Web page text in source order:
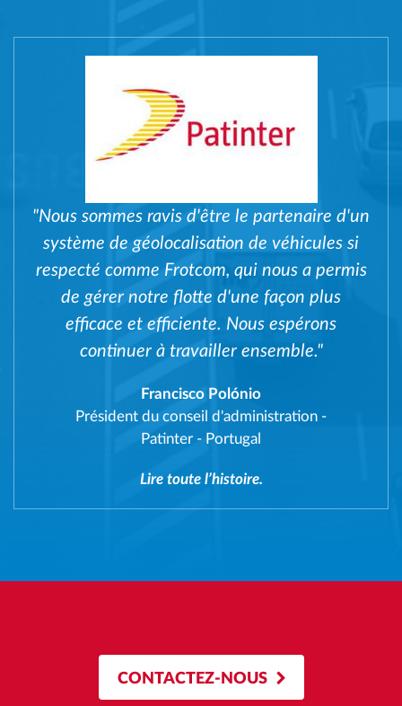
"Nous sommes ravis d'être le partenaire d'un
système de géolocalisation de véhicules si
respecté comme Frotcom, qui nous a permis
de gérer notre flotte d'une façon plus
efficace et efficiente. Nous espérons
continuer à travailler ensemble."
Francisco Polónio
Président du conseil d'administration -
Patinter - Portugal
Lire toute l’histoire.
CONTACTEZ-NOUS